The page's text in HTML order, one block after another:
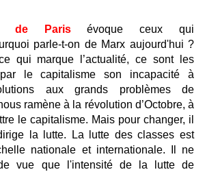
de Paris
évoque ceux qui
parle-t-on de Marx aujourd'hui ?
qui marque l’actualité, ce sont les
le capitalisme son incapacité à
aux grands problèmes de
ramène à la révolution d’Octobre, à
le capitalisme. Mais pour changer, il
la lutte. La lutte des classes est
nationale et internationale. Il ne
vue que l'intensité de la lutte de